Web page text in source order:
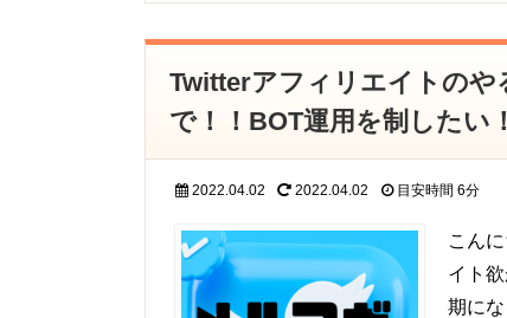
Twitterアフィリエイトのや
で！！BOT運用を制したい！
2022.04.02 2022.04.02 目安時間 6分
こん
イト
期に